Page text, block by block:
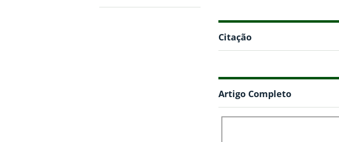
Citação
Artigo Completo